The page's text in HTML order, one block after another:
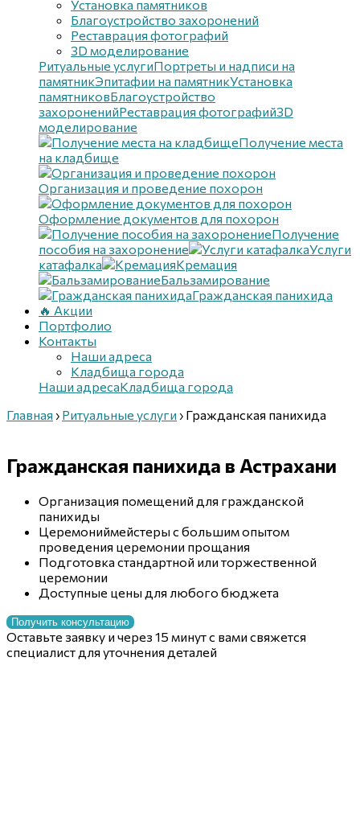
Установка памятников
Благоустройство захоронений
Реставрация фотографий
3D моделирование
Ритуальные услугиПортреты и надписи на
памятникЭпитафии на памятникУстановка
памятниковБлагоустройство
захороненийРеставрация фотографий3D
моделирование
Получение места
на кладбище
Организация и проведение похорон
Оформление документов для похорон
Получение
пособия на захоронение
Услуги
катафалка
Кремация
Бальзамирование
Гражданская панихида
🔥 Акции
Портфолио
Контакты
Наши адреса
Кладбища города
Наши адресаКладбища города
Главная › Ритуальные услуги › Гражданская панихида
Гражданская панихида в Астрахани
Организация помещений для гражданской
панихиды
Церемониймейстеры с большим опытом
проведения церемонии прощания
Подготовка стандартной или торжественной
церемонии
Доступные цены для любого бюджета
Получить консультацию
Оставьте заявку и через 15 минут с вами свяжется
специалист для уточнения деталей